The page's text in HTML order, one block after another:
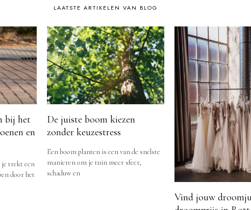
LAATSTE ARTIKELEN VAN BLOG
bij het
en
je trekt een
door het
De juiste boom kiezen
zonder keuzestress
Een boom planten is een van de snelste
manieren om je tuin meer sfeer,
schaduw en
Vind jouw